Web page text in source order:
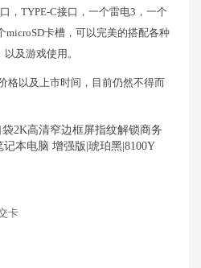
，TYPE-C接口，一个雷电3，一个
microSD卡槽，可以完美的搭配各种
及游戏使用。
格以及上市时间，目前仍然不得而
袋2K高清窄边框屏指纹解锁商务
本电脑 增强版|琥珀黑|8100Y
卡